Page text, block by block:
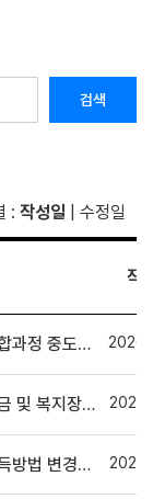
검색
: 작성일 수정일
작
2026학년도 후기 대학원「석·박사 통합과정 중도전환」 신청 안내
2026학년도 2학기 재학생 양영장학금 및 복지장학금 신청 안내
2026학년도 2학기 석사과정 학위취득방법 변경신청 안내 및 논문대체 학위취득 방법 안내